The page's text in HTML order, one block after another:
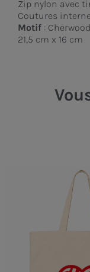
Zip nylon avec
Coutures
Motif :
21,5 cm x 16 cm